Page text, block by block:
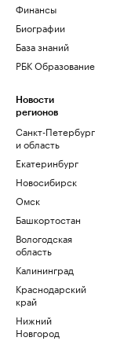
Финансы
Биографии
База знаний
РБК Образование
Новости
регионов
Санкт-Петербург
и область
Екатеринбург
Новосибирск
Омск
Башкортостан
Вологодская
область
Калининград
Краснодарский
край
Нижний
Новгород